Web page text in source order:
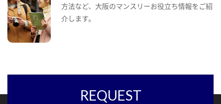
方法など、大阪のマンスリーお役立ち情報をご紹
介します。
REQUEST